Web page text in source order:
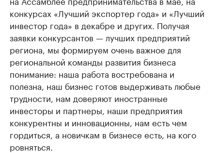
конкурсах «Лучший экспортер года» и «Лучший
инвестор года» в декабре и других. Получая
заявки конкурсантов — лучших предприятий
региона, мы формируем очень важное для
региональной команды развития бизнеса
понимание: наша работа востребована и
полезна, наш бизнес готов выдерживать любые
трудности, нам доверяют иностранные
инвесторы и партнеры, наши предприятия
конкурентны и инновационны, нам есть чем
гордиться, а новичкам в бизнесе есть, на кого
ровняться.